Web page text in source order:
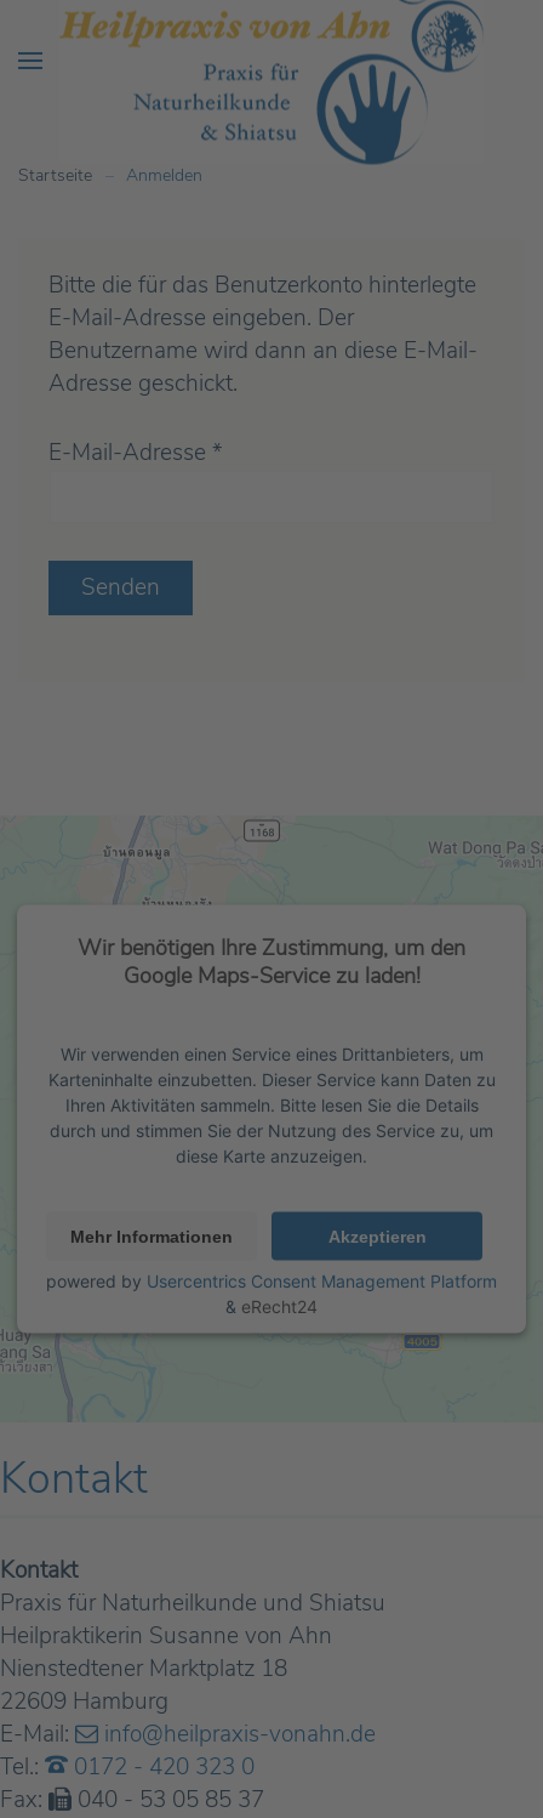
Startseite Anmelden
Bitte die für das Benutzerkonto hinterlegte
E-Mail-Adresse eingeben. Der
Benutzername wird dann an diese E-Mail-
Adresse geschickt.
E-Mail-Adresse *
Senden
Wir benötigen Ihre Zustimmung, um den
Google Maps-Service zu laden!
Wir verwenden einen Service eines Drittanbieters, um
Karteninhalte einzubetten. Dieser Service kann Daten zu
Ihren Aktivitäten sammeln. Bitte lesen Sie die Details
durch und stimmen Sie der Nutzung des Service zu, um
diese Karte anzuzeigen.
Mehr Informationen Akzeptieren
powered by Usercentrics Consent Management Platform
& eRecht24
Kontakt
Kontakt
Praxis für Naturheilkunde und Shiatsu
Heilpraktikerin Susanne von Ahn
Nienstedtener Marktplatz 18
22609 Hamburg
E-Mail:
info@heilpraxis-vonahn.de
Tel.:
0172 - 420 323 0
Fax:
040 - 53 05 85 37